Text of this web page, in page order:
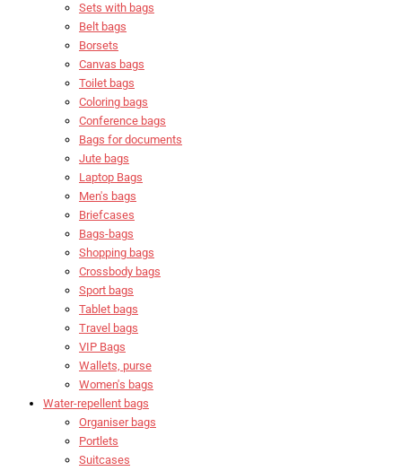
Sets with bags
Belt bags
Borsets
Canvas bags
Toilet bags
Coloring bags
Conference bags
Bags for documents
Jute bags
Laptop Bags
Men's bags
Briefcases
Bags-bags
Shopping bags
Crossbody bags
Sport bags
Tablet bags
Travel bags
VIP Bags
Wallets, purse
Women's bags
Water-repellent bags
Organiser bags
Portlets
Suitcases